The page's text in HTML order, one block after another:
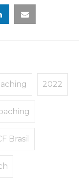
2022
Brasil